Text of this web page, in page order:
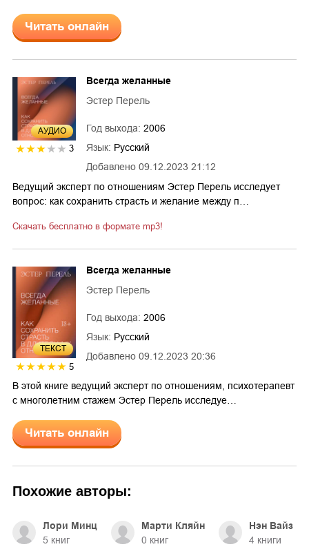
Читать онлайн
AУДИО
3
Добавлено 09.12.2023 21:12
Всегда желанные
Эстер Перель
Год выхода: 2006
Язык: Русский
Ведущий эксперт по отношениям Эстер Перель исследует
вопрос: как сохранить страсть и желание между п…
Скачать бесплатно в формате mp3!
ТЕКСТ
5
Добавлено 09.12.2023 20:36
Всегда желанные
Эстер Перель
Год выхода: 2006
Язык: Русский
В этой книге ведущий эксперт по отношениям, психотерапевт
с многолетним стажем Эстер Перель исследуе…
Читать онлайн
Похожие авторы:
Лори Минц
5 книг
Марти Кляйн
0 книг
Нэн Вайз
4 книги